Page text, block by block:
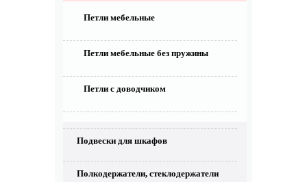
Петли мебельные
Петли мебельные без пружины
Петли с доводчиком
Подвески для шкафов
Полкодержатели, стеклодержатели